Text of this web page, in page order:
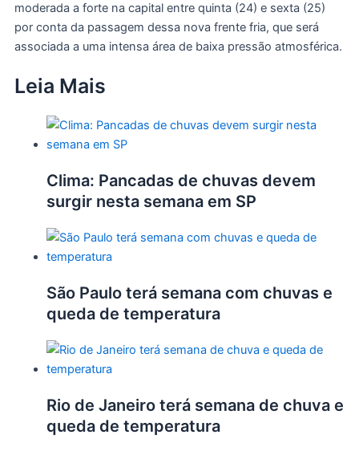
moderada a forte na capital entre quinta (24) e sexta (25)
por conta da passagem dessa nova frente fria, que será
associada a uma intensa área de baixa pressão atmosférica.
Leia Mais
Clima: Pancadas de chuvas devem
surgir nesta semana em SP
São Paulo terá semana com chuvas e
queda de temperatura
Rio de Janeiro terá semana de chuva e
queda de temperatura